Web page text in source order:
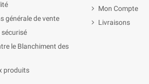
générale de vente
le Blanchiment des
produits
Mon Compte
Livraisons